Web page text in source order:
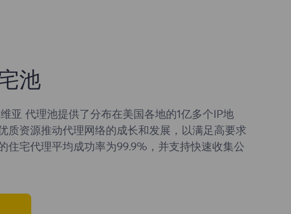
池
亚 代理池提供了分布在美国各地的1亿多个IP地
质资源推动代理网络的成长和发展，以满足高要求
住宅代理平均成功率为99.9%，并支持快速收集公